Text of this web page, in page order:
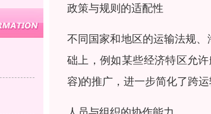
政策与规则的适配性
不同国家和地区的运输法规
础上，例如某些经济特区允
容)的推广，进一步简化了跨运